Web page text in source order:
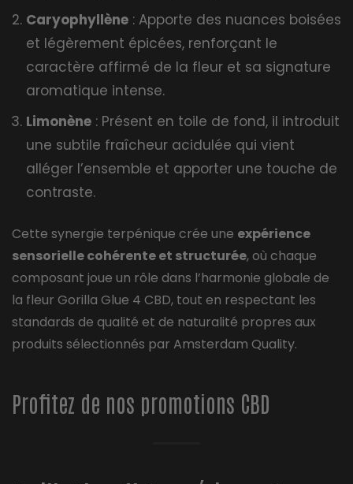
Caryophyllène : Apporte des nuances boisées
et légèrement épicées, renforçant le
caractère affirmé de la fleur et sa signature
aromatique intense.
Limonène : Présent en toile de fond, il introduit
une subtile fraîcheur acidulée qui vient
alléger l’ensemble et apporter une touche de
contraste.
Cette synergie terpénique crée une expérience
sensorielle cohérente et structurée, où chaque
composant joue un rôle dans l’harmonie globale de
la fleur Gorilla Glue 4 CBD, tout en respectant les
standards de qualité et de naturalité propres aux
produits sélectionnés par Amsterdam Quality.
Profitez de nos promotions CBD